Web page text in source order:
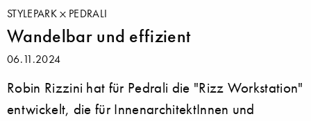
STYLEPARK PEDRALI
Wandelbar und effizient
06.11.2024
Robin Rizzini hat für Pedrali die "Rizz Workstation"
entwickelt, die für InnenarchitektInnen und